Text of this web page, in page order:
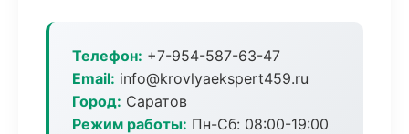
Телефон: +7-954-587-63-47
Email: info@krovlyaekspert459.ru
Город: Саратов
Режим работы: Пн-Сб: 08:00-19:00